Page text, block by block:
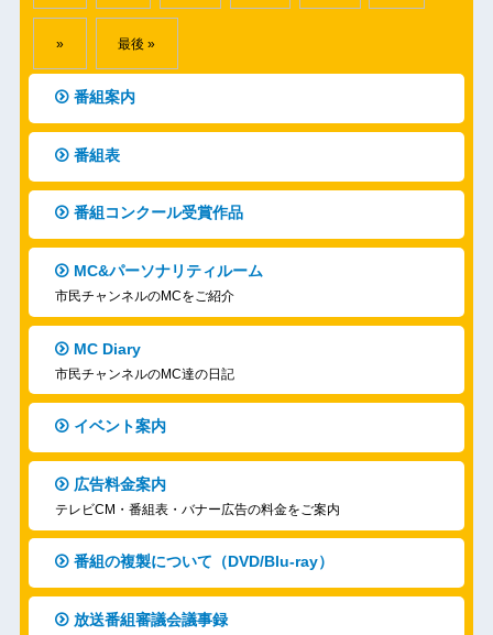
» 最後 »
番組案内
番組表
番組コンクール受賞作品
MC&パーソナリティルーム
市民チャンネルのMCをご紹介
MC Diary
市民チャンネルのMC達の日記
イベント案内
広告料金案内
テレビCM・番組表・バナー広告の料金をご案内
番組の複製について（DVD/Blu-ray）
放送番組審議会議事録